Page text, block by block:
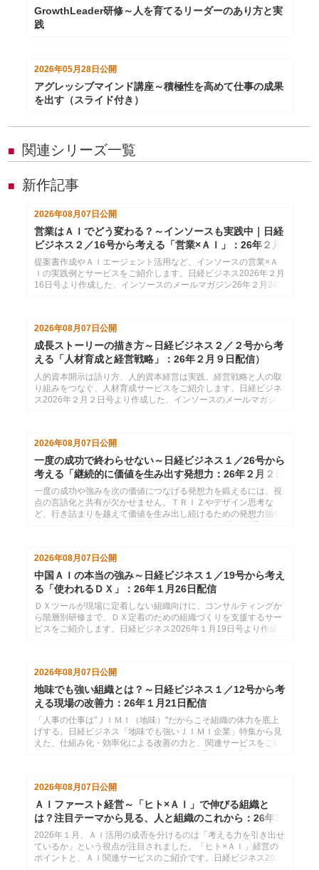
GrowthLeader研修～人を育てるリーダーのあり方と実
践
2026年05月28日公開
アグレッシブマインド講座～積極性を高めて仕事の成果
を出す（スライド付き）
■ 関連シリーズ一覧
■ 新作記事
2026年08月07日公開
営業はＡＩでどう変わる？～インソースも実践中｜日経
ビジネス２／16号から考える「営業×ＡＩ」：26年２月
24日配信
提案書作成やＡＩエージェント活用など、インソースの営業×Ａ
Ｉの実践例とサービスをご紹介します。日経ビジネス2026年２月
16日号より作成した、インソースのメールマガジン26年２月24
2026年08月07日 公開
成長ストーリーの描き方～日経ビジネス２／２号から考
える「人材育成と経営戦略」：26年２月９日配信）
人的資本開示は語り方、人的資本経営は実践。経営戦略と人の取
り組みをつなぐ、人材育成サービスをご紹介します。日経ビジネ
ス2026年２月２日号より作成した、インソースのメールマガジン
2026年08月07日 公開
一度の成功で終わらせない～日経ビジネス１／26号から
考える「継続的に価値を生み出す発想力：26年２月２日
配信
一度の成功や強みを次の価値につなげる発想力を鍛えるには、視
点の言語化と共有が欠かせません。ＴＲＩＺやデザイン思考な
ど、行き詰まりを越えて価値を生み出し続けるための発想力強化
2026年08月07日公開
中国ＡＩの本当の強み～日経ビジネス１／19号から考え
る「使われるＤＸ」：26年１月26日配信
ＤＸツールが現場に定着しない組織向けに、コンサルティングか
ら階層別研修まで、ＤＸ定着のための組織づくりを支援するサー
ビスをご紹介します。日経ビジネス2026年１月19日号より作成
2026年08月07日 公開
地味でも強い組織とは？～日経ビジネス１／12号から考
える現場の改善力：26年１月21日配信
「人事の仕事は"ＪＩＭＩ（地味）"だからこそ組織の体力を底上
げする。日経ビジネス「地味でも強いＪＩＭＩ企業」特集から見
えた、仕組み化・効率化による改善の力と、関連サービスをご紹
2026年08月07日公開
ＡＩファースト経営～「ヒト×ＡＩ」で伸びる組織と
は？注目テーマから見る、人と組織のこれから：26年1
月14日配信
2026年１月、ＡＩ活用の成否を分けるのは「考える力を引き出せ
ているか」という視点が注目されました。「ヒト×ＡＩ」経営の
ポイントと、ＡＩ関連サービスのご紹介です。日経ビジネス2025